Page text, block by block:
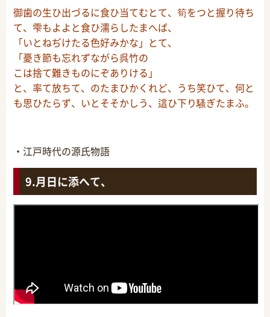
御歯の生ひ出づるに食ひ当てむとて、筍をつと握り待ち
て、雫もよよと食ひ濡らしたまへば、
「いとねぢけたる色好みかな」とて、
「憂き節も忘れずながら呉竹の
こは捨て難きものにぞありける」
と、率て放ちて、のたまひかくれど、うち笑ひて、何と
も思ひたらず、いとそそかしう、這ひ下り騷ぎたまふ。
・江戸時代の源氏物語
月日に添へて、